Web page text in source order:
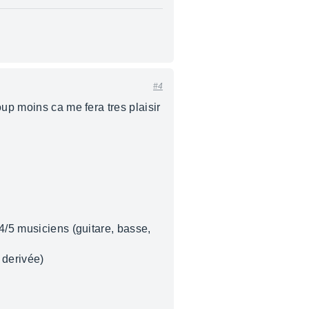
#4
moins ca me fera tres plaisir
5 musiciens (guitare, basse,